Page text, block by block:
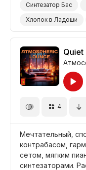
Синтезатор Бас
Хлопок в Ладоши
Синтезатор
Жизнерадостный/
Промоушен/
Досуг/Стиль Жизни
Quiet
4
Мечтательный,
контрабасом,
сетом, мягким
синтезаторами.